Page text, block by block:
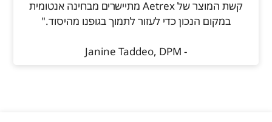
קשת המוצר של Aetrex מתיישרים מבחינה אנטומית
במקום הנכון כדי לעזור לתמוך בגופנו מהיסוד."
- Janine Taddeo, DPM